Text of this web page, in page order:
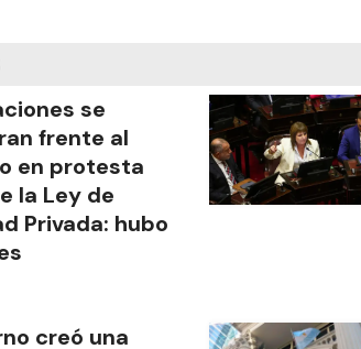
se
frente al
en protesta
la Ley de
Privada: hubo
creó una